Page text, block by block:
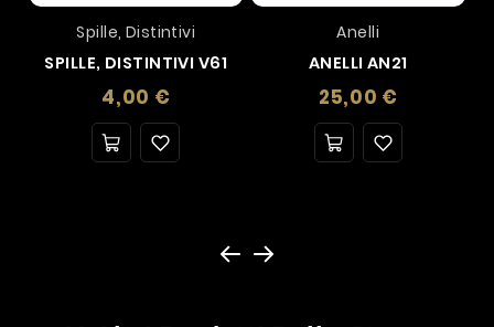
Spille, Distintivi
SPILLE, DISTINTIVI V61
4,00 €Prezzo
Anelli
ANELLI AN21
25,00 €Prezzo